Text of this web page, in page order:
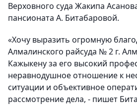
Верховного суда Жакипа
пансионата А. Битабаровой.
«Хочу выразить огромную
Алмалинского райсуда № 2 г.
Кажыкену за его высокий
неравнодушное отношение к
ситуации и объективное
рассмотрение дела, - пишет